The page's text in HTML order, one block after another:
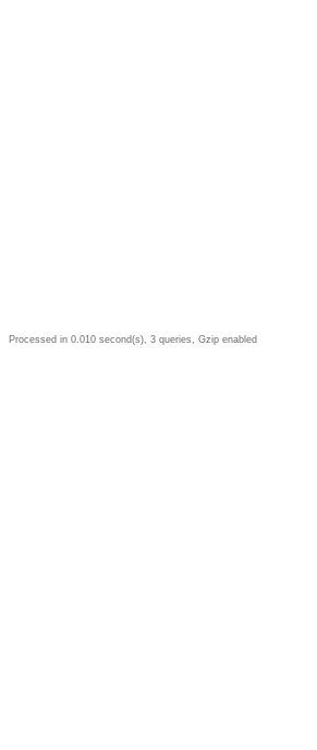
Processed in 0.010 second(s), 3 queries, Gzip enabled